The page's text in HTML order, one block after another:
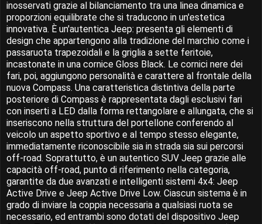
inosservati grazie al bilanciamento tra una linea dinamica e
proporzioni equilibrate che si traducono in un'estetica
innovativa. È un'autentica Jeep: presenta gli elementi di
design che appartengono alla tradizione del marchio come i
passaruota trapezoidali e la griglia a sette feritoie,
incastonate in una cornice Gloss Black. Le cornici nere dei
fari, poi, aggiungono personalità e carattere al frontale della
nuova Compass. Una caratteristica distintiva della parte
posteriore di Compass è rappresentata dagli esclusivi fari
con inserti a LED dalla forma rettangolare e allungata, che si
inseriscono nella struttura del portellone conferendo al
veicolo un aspetto sportivo e al tempo stesso elegante,
immediatamente riconoscibile sia in strada sia sui percorsi
off-road. Soprattutto, è un autentico SUV Jeep grazie alle
capacità off-road, punto di riferimento nella categoria,
garantite da due avanzati e intelligenti sistemi 4x4: Jeep
Active Drive e Jeep Active Drive Low. Ciascun sistema è in
grado di inviare la coppia necessaria a qualsiasi ruota se
necessario, ed entrambi sono dotati del dispositivo Jeep